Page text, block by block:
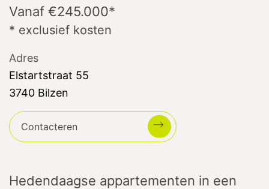
Vanaf €245.000*
* exclusief kosten
Adres
Elstartstraat 55
3740 Bilzen
Contacteren
Hedendaagse appartementen in een